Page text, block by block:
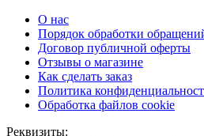
О нас
Порядок обработки
Договор публичной оферты
Отзывы о магазине
Как сделать заказ
Политика
Обработка файлов cookie
Реквизиты: